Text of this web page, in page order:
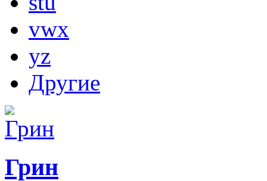
vwx
yz
Другие
Грин